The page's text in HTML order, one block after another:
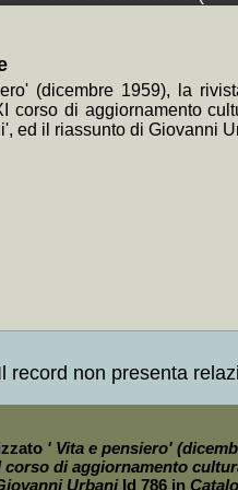
+
+
+
+
(dicembre 1959), la
corso di aggiornamento
ed il riassunto di Giovanni
record non presenta
' Vita e pensiero'
di aggiornamento
UrbaniId 786 in